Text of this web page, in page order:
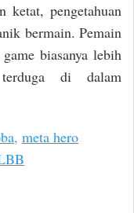
ketat, pengetahuan
bermain. Pemain
biasanya lebih
di dalam
, meta hero